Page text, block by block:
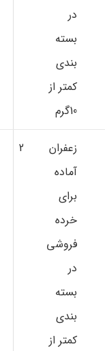
در
بسته
بندي
كمتر از
10گرم
زعفران
آماده
براي
خرده
فروشي
در
بسته
بندي
كمتر از
2